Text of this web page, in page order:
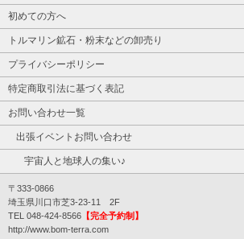
初めての方へ
トルマリン鉱石・粉末などの卸売り
プライバシーポリシー
特定商取引法に基づく表記
お問い合わせ一覧
出張イベントお問い合わせ
宇宙人と地球人の集い♪
〒333-0866
埼玉県川口市芝3-23-11 2F
TEL 048-424-8566 【完全予約制】
http://www.bom-terra.com